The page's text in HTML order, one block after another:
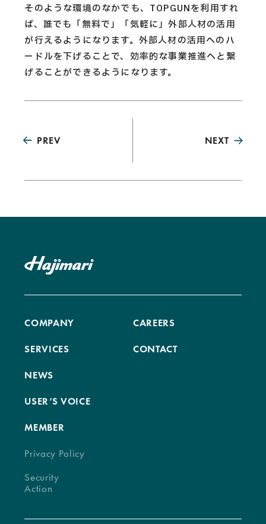
そのような環境のなかでも、TOPGUNを利用すれ
ば、誰でも「無料で」「気軽に」外部人材の活用
が行えるようになります。外部人材の活用へのハ
ードルを下げることで、効率的な事業推進へと繋
げることができるようになります。
PREV NEXT
COMPANY
SERVICES
NEWS
USER’S VOICE
MEMBER
CAREERS
CONTACT
Privacy Policy
Security
Action